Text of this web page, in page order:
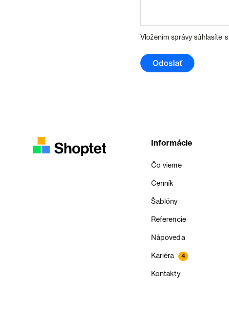
Vložením správy súhlasíte s
Odoslať
Informácie
Čo vieme
Cenník
Šablóny
Referencie
Nápoveda
Kariéra 4
Kontakty